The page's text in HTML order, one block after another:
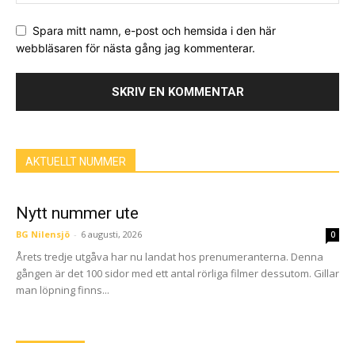
Spara mitt namn, e-post och hemsida i den här
webbläsaren för nästa gång jag kommenterar.
AKTUELLT NUMMER
Nytt nummer ute
BG Nilensjö - 6 augusti, 2026 0
Årets tredje utgåva har nu landat hos prenumeranterna. Denna
gången är det 100 sidor med ett antal rörliga filmer dessutom. Gillar
man löpning finns...